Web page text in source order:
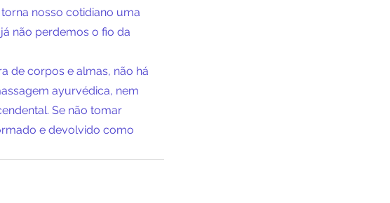
nosso cotidiano uma
não perdemos o fio da
de corpos e almas, não há
ayurvédica, nem
Se não tomar
e devolvido como